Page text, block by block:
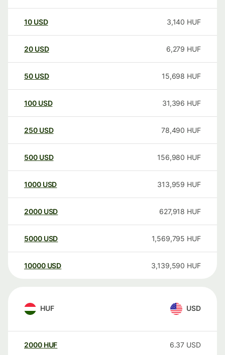
10 USD 3,140 HUF
20 USD 6,279 HUF
50 USD 15,698 HUF
100 USD 31,396 HUF
250 USD 78,490 HUF
500 USD 156,980 HUF
1000 USD 313,959 HUF
2000 USD 627,918 HUF
5000 USD 1,569,795 HUF
10000 USD 3,139,590 HUF
HUF USD
2000 HUF 6.37 USD